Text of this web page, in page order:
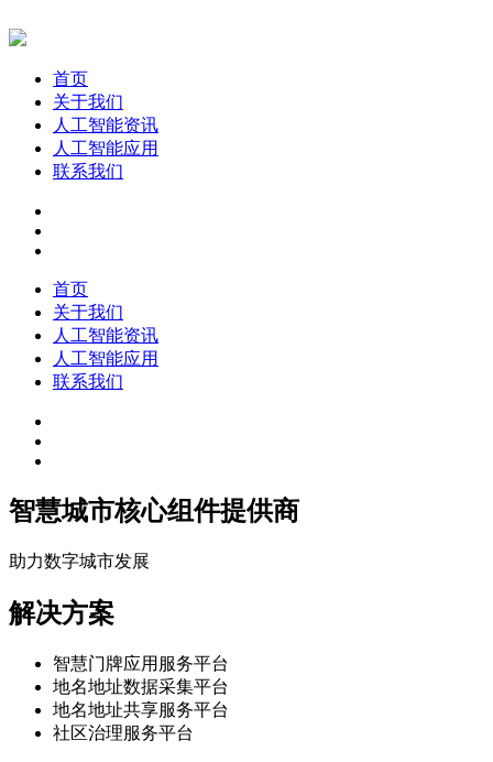
首页
关于我们
人工智能资讯
人工智能应用
联系我们
首页
关于我们
人工智能资讯
人工智能应用
联系我们
智慧城市核心组件提供商
助力数字城市发展
解决方案
智慧门牌应用服务平台
地名地址数据采集平台
地名地址共享服务平台
社区治理服务平台